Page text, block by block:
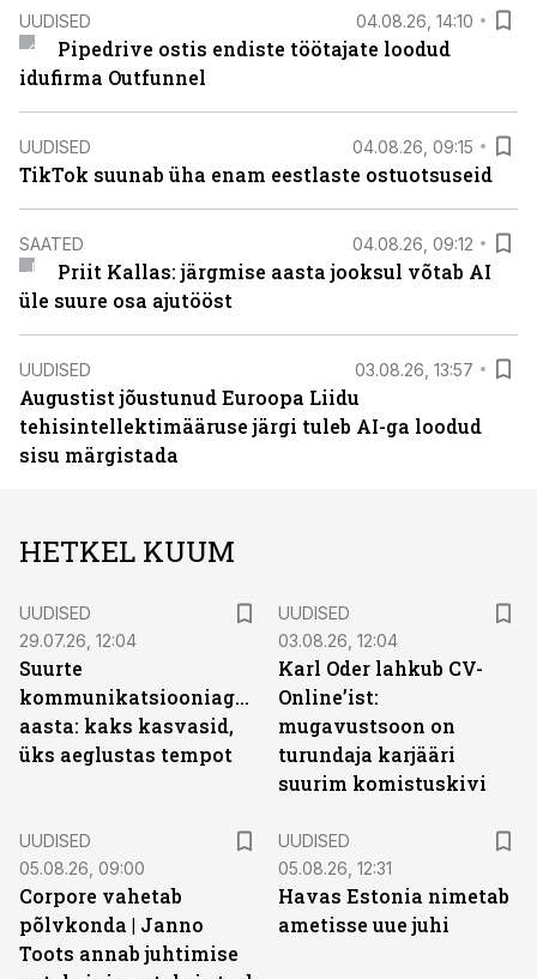
UUDISED 04.08.26, 14:10
Pipedrive ostis endiste töötajate loodud
idufirma Outfunnel
UUDISED 04.08.26, 09:15
TikTok suunab üha enam eestlaste ostuotsuseid
SAATED 04.08.26, 09:12
Priit Kallas: järgmise aasta jooksul võtab AI
üle suure osa ajutööst
UUDISED 03.08.26, 13:57
Augustist jõustunud Euroopa Liidu
tehisintellektimääruse järgi tuleb AI-ga loodud
sisu märgistada
HETKEL KUUM
UUDISED
29.07.26, 12:04
Suurte
kommunikatsiooniagentuuride
aasta: kaks kasvasid,
üks aeglustas tempot
UUDISED
03.08.26, 12:04
Karl Oder lahkub CV-
Online’ist:
mugavustsoon on
turundaja karjääri
suurim komistuskivi
UUDISED
05.08.26, 09:00
Corpore vahetab
põlvkonda | Janno
Toots annab juhtimise
UUDISED
05.08.26, 12:31
Havas Estonia nimetab
ametisse uue juhi